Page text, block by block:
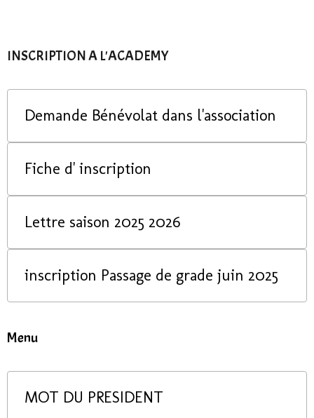
INSCRIPTION A L'ACADEMY
Demande Bénévolat dans l'association
Fiche d' inscription
Lettre saison 2025 2026
inscription Passage de grade juin 2025
Menu
MOT DU PRESIDENT